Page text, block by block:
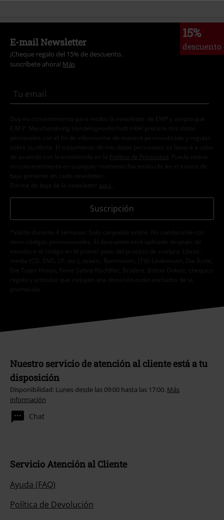
15%
descuento
E-mail Newsletter
¡Cheque regalo del 15% de descuento,
suscríbete ahora! Más
Doy mi consentimiento para recibir la newsletter de EMP y acepto que
E.M.P. Merchandising Handelsgesellschaft mbH procese mis datos
personales con el fin de informarme de manera personalizada y regular
sobre su oferta. El tratamiento de mis datos personales se llevará a cabo
de acuerdo con lo establecido en la
Política de Privacidad . Puedo retirar
mi consentimiento en cualquier momento haciendo clic en el enlace de
baja presente en cada newsletter.
Darme de baja de la newsletter
aquí
Suscripción
*Válido durante 4 semanas. Solo canjeable online. No combinable con
otros códigos promocionales. El descuento será aplicado después de
introducir el código en el primer paso del proceso de compra. Libros,
media (CD, DVD, LP, etc.), tickets, Rammstein, (Till) Lindemann, Die Ärzte,
Die Toten Hosen, Feine Sahne Fischfilet, Broilers, Böhse Onkelz, cheques-
regalo y artículos que incluyen una donación están excluidos de la
promoción.
Nuestro servicio de atención al cliente está a tu
disposición
Disponibilidad: Lunes desde las 09:00 hasta las 17:00. Más
información
Chat
Servicio Atención al Cliente
Ayuda (FAQ)
Política de Devolución